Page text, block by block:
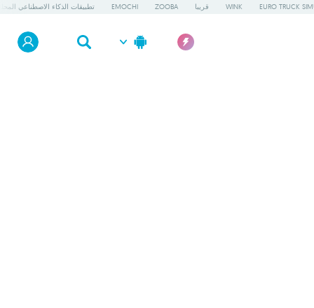
EURO TRUCK
WINK قريبا ZOOBA
EMOCHI تطبيقات الذكاء الاصطناعي